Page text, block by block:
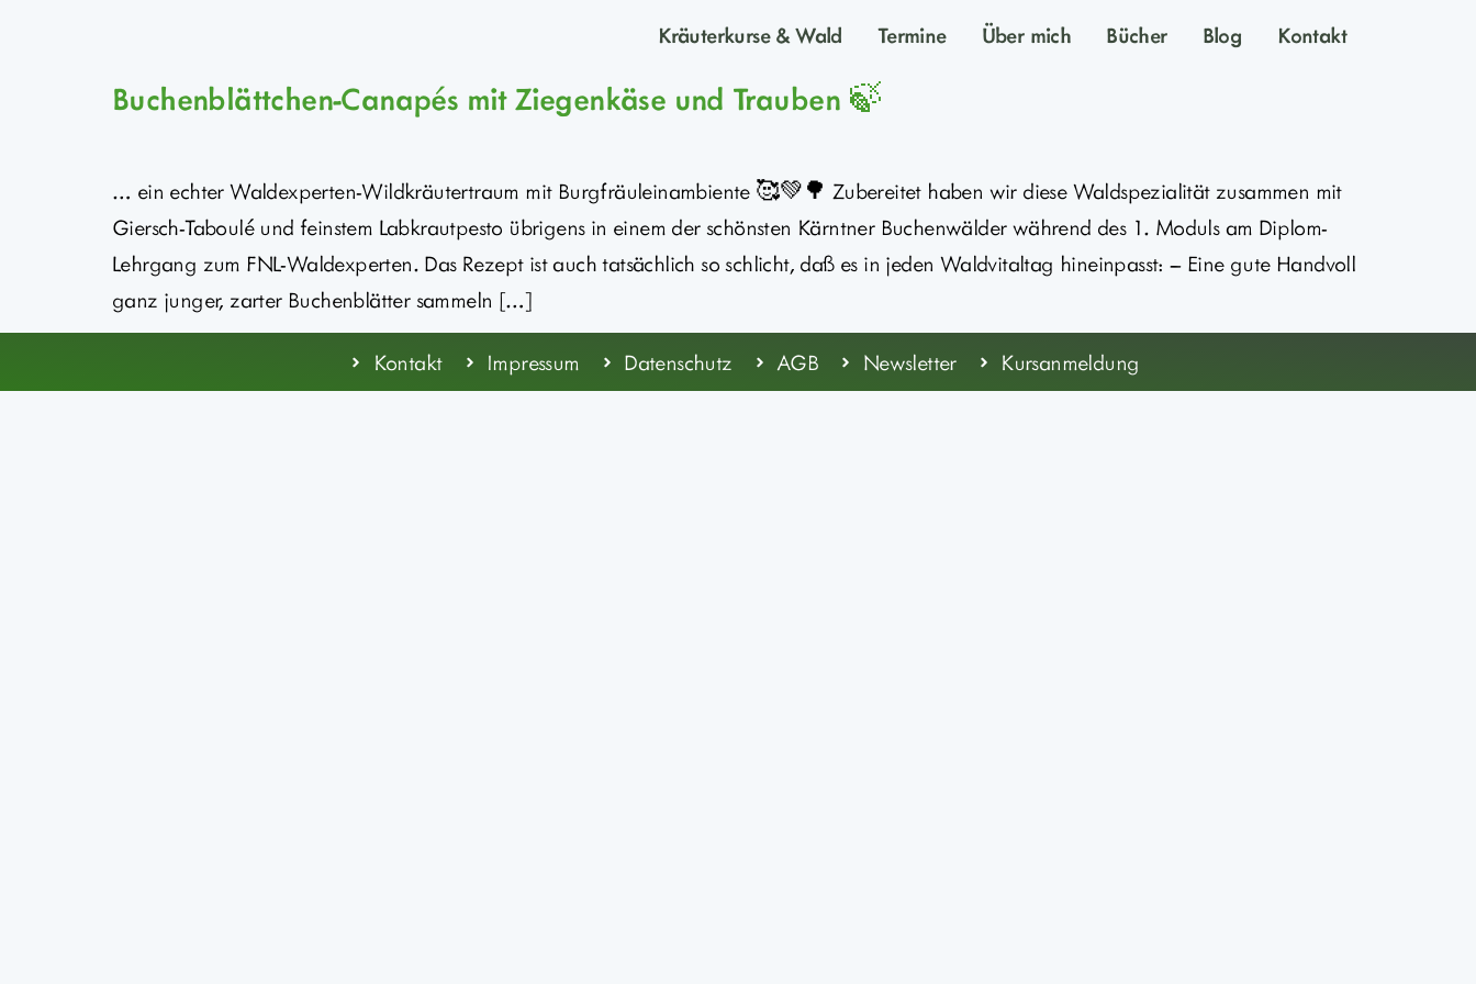
Kräuterkurse & Wald Termine Über mich Bücher Blog Kontakt
Buchenblättchen-Canapés mit Ziegenkäse und Trauben 🍃
… ein echter Waldexperten-Wildkräutertraum mit Burgfräuleinambiente 🥰💚🌳 Zubereitet haben wir diese Waldspezialität zusammen mit
Giersch-Taboulé und feinstem Labkrautpesto übrigens in einem der schönsten Kärntner Buchenwälder während des 1. Moduls am Diplom-
Lehrgang zum FNL-Waldexperten. Das Rezept ist auch tatsächlich so schlicht, daß es in jeden Waldvitaltag hineinpasst: – Eine gute Handvoll
ganz junger, zarter Buchenblätter sammeln […]
Kontakt Impressum Datenschutz AGB Newsletter Kursanmeldung